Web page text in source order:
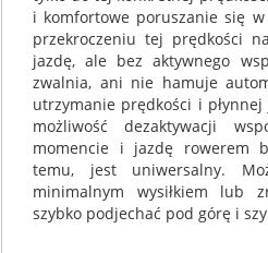
i komfortowe poruszanie się
przekroczeniu tej prędkości
jazdę, ale bez aktywnego
zwalnia, ani nie hamuje
utrzymanie prędkości i
możliwość dezaktywacji
momencie i jazdę rowerem
temu, jest uniwersalny.
minimalnym wysiłkiem lub
szybko podjechać pod górę i